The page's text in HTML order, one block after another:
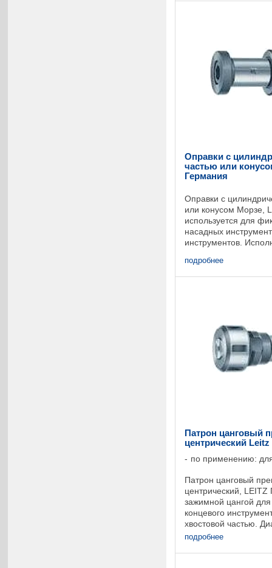
Оправки с
частью или
Германия
Оправки с
или конусом Морзе,
используется для
насадных
инструментов.
Короткое
подробнее
Патрон цанговый
центрический
по применению:
Патрон цанговый
центрический,
зажимной цангой
концевого
хвостовой частью.
инструмента до
подробнее